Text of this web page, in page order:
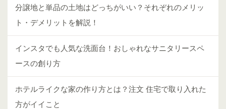
分譲地と単品の土地はどっちがいい？それぞれのメリッ
ト・デメリットを解説！
インスタでも人気な洗面台！おしゃれなサニタリースペ
ースの創り方
ホテルライクな家の作り方とは？注文 住宅で取り入れた
方がイイこと